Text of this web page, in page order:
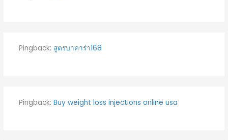
Pingback: สูตรบาคาร่า168
Pingback: Buy weight loss injections online usa